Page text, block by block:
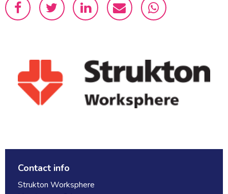
Contact info
Strukton Worksphere